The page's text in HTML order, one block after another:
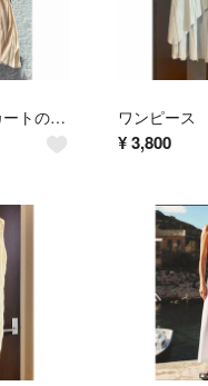
トップスとスカートの上下セット ワンピース
¥3,800